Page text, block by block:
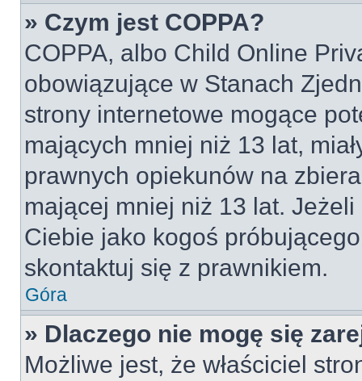
» Czym jest COPPA?
COPPA, albo Child Online
obowiązujące w Stanach
strony internetowe mogące
mających mniej niż 13 lat,
prawnych opiekunów na
mającej mniej niż 13 lat.
Ciebie jako kogoś
skontaktuj się z prawnikiem.
Góra
» Dlaczego nie mogę się
Możliwe jest, że właściciel